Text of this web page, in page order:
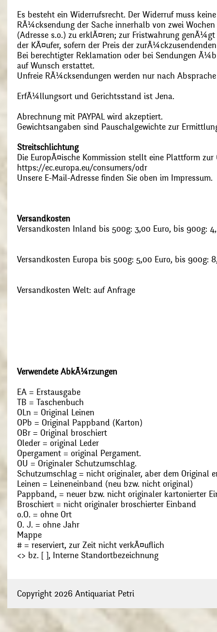
Es besteht ein Widerrufsrecht. Der Widerruf muss
RÃ¼cksendung der Sache innerhalb von zwei
(Adresse s.o.) zu erklÃ¤ren; zur Fristwahrung
der KÃ¤ufer, sofern der Preis der
Bei berechtigter Reklamation oder bei Sendungen
auf Wunsch erstattet.
Unfreie RÃ¼cksendungen werden nur nach
ErfÃ¼llungsort und Gerichtsstand ist Jena.
Abrechnung mit PAYPAL wird akzeptiert.
Gewichtsangaben sind Pauschalgewichte zur
Streitschlichtung
Die EuropÃ¤ische Kommission stellt eine Plattform
https://ec.europa.eu/consumers/odr
Unsere E-Mail-Adresse finden Sie oben im Impressum.
Versandkosten
Versandkosten Inland bis 500g: 3,00 Euro, bis 900g:
Versandkosten Europa bis 500g: 5,00 Euro, bis 900g:
Versandkosten Welt: auf Anfrage
Verwendete AbkÃ¼rzungen
EA = Erstausgabe
TB = Taschenbuch
OLn = Original Leinen
OPb = Original Pappband (Karton)
OBr = Original broschiert
Oleder = original Leder
Opergament = original Pergament.
OU = Originaler Schutzumschlag.
Schutzumschlag = nicht originaler, aber dem Original
Leinen = Leineneinband (neu bzw. nicht original)
Pappband, = neuer bzw. nicht originaler kartonierter
Broschiert = nicht originaler broschierter Einband
o.O. = ohne Ort
O. J. = ohne Jahr
Mappe
# = reserviert, zur Zeit nicht verkÃ¤uflich
<> bz. [ ], Interne Standortbezeichnung
Copyright 2026 Antiquariat Petri